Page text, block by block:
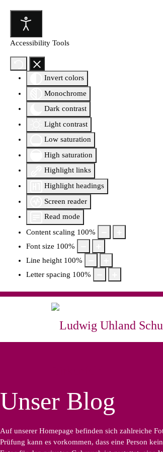
Accessibility Tools
Invert colors
Monochrome
Dark contrast
Light contrast
Low saturation
High saturation
Highlight links
Highlight headings
Screen reader
Read mode
Content scaling 100%
Font size 100%
Line height 100%
Letter spacing 100%
Unser Blog
Auf unserer Homepage befinden sich zahlreiche
Prüfung kann es vorkommen, dass eine Person